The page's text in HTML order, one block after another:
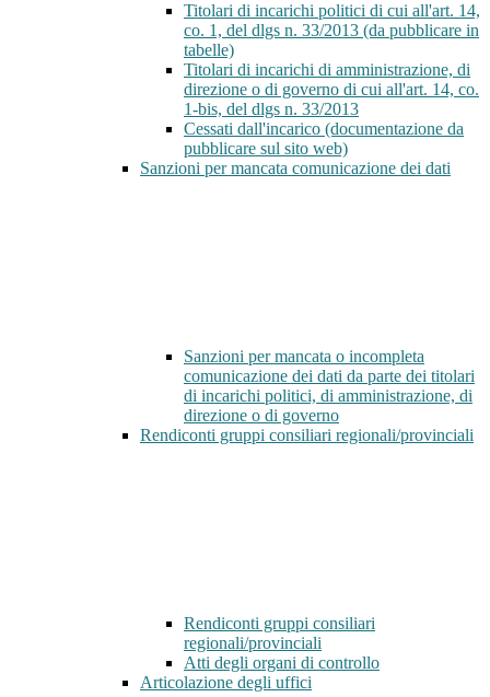
Titolari di incarichi politici di cui all'art. 14,
co. 1, del dlgs n. 33/2013 (da pubblicare in
tabelle)
Titolari di incarichi di amministrazione, di
direzione o di governo di cui all'art. 14, co.
1-bis, del dlgs n. 33/2013
Cessati dall'incarico (documentazione da
pubblicare sul sito web)
Sanzioni per mancata comunicazione dei dati
Sanzioni per mancata o incompleta
comunicazione dei dati da parte dei titolari
di incarichi politici, di amministrazione, di
direzione o di governo
Rendiconti gruppi consiliari regionali/provinciali
Rendiconti gruppi consiliari
regionali/provinciali
Atti degli organi di controllo
Articolazione degli uffici